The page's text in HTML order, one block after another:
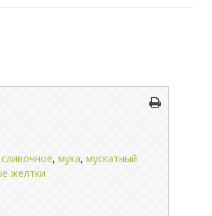
, мука, мускатный
желтки